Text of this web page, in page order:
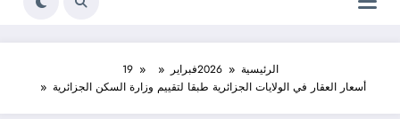
الرئيسية 2026فبراير
19
أسعار العقار في الولايات الجزائرية طبقا لتقييم وزارة السكن الجزائرية